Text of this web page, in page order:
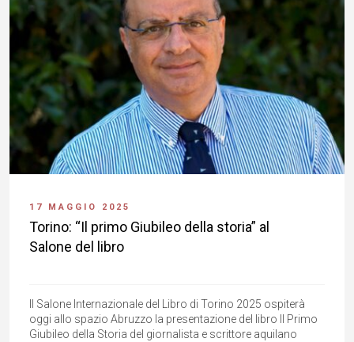
17 MAGGIO 2025
Torino: “Il primo Giubileo della storia” al
Salone del libro
Il Salone Internazionale del Libro di Torino 2025 ospiterà
oggi allo spazio Abruzzo la presentazione del libro Il Primo
Giubileo della Storia del giornalista e scrittore aquilano